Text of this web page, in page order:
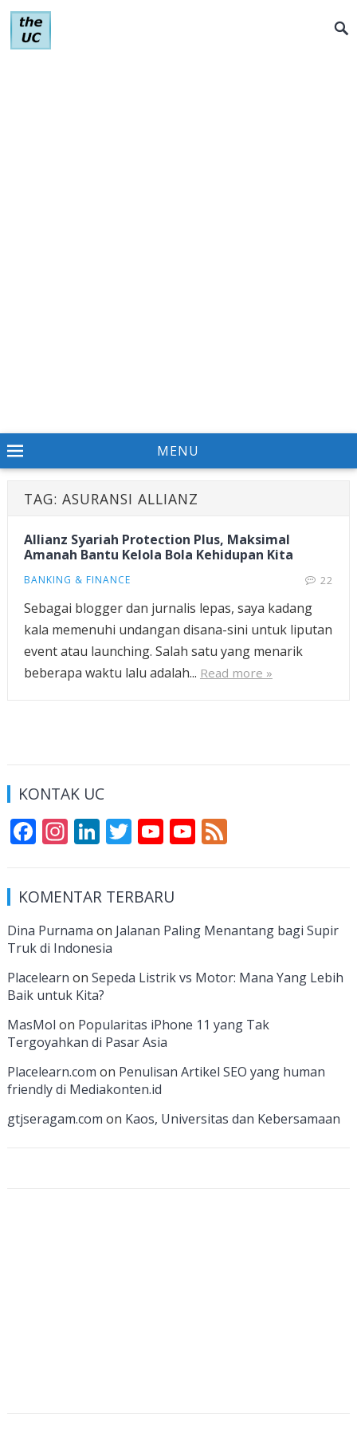
MENU
TAG: ASURANSI ALLIANZ
Allianz Syariah Protection Plus, Maksimal
Amanah Bantu Kelola Bola Kehidupan Kita
BANKING & FINANCE 22
Sebagai blogger dan jurnalis lepas, saya kadang
kala memenuhi undangan disana-sini untuk liputan
event atau launching. Salah satu yang menarik
beberapa waktu lalu adalah... Read more »
KONTAK UC
F
e
b
o
o
k
In
a
gr
a
m
Li
k
e
dI
n
T
itt
er
Y
u
T
u
e
Y
u
e
h
a
n
n
F
KOMENTAR TERBARU
Dina Purnama on Jalanan Paling Menantang bagi Supir
Truk di Indonesia
Placelearn on Sepeda Listrik vs Motor: Mana Yang Lebih
Baik untuk Kita?
MasMol on Popularitas iPhone 11 yang Tak
Tergoyahkan di Pasar Asia
Placelearn.com on Penulisan Artikel SEO yang human
friendly di Mediakonten.id
gtjseragam.com on Kaos, Universitas dan Kebersamaan